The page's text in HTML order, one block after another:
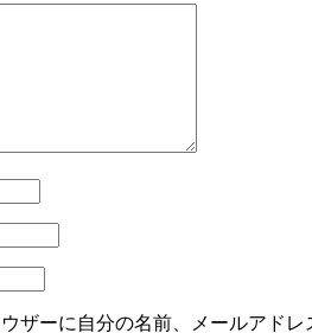
ザーに自分の名前、メールアドレ